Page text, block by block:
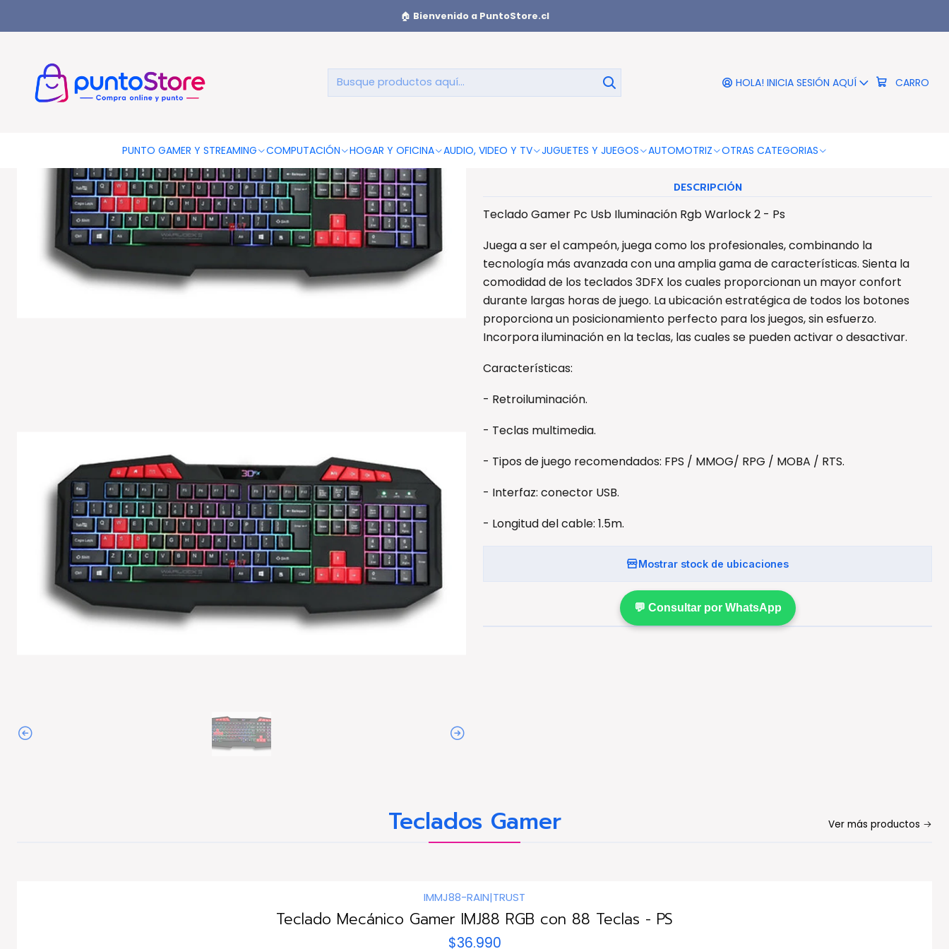
HOLA! INICIA SESIÓN AQUÍ CARRO
PUNTO GAMER Y STREAMING COMPUTACIÓN HOGAR Y OFICINA AUDIO, VIDEO Y TV JUGUETES Y JUEGOS AUTOMOTRIZ OTRAS CATEGORIAS
🏠 Bienvenido a PuntoStore.cl
Teclado Gamer Pc Usb Iluminación Rgb Warlock 2 - Ps
Teclado Gamer Pc Usb Iluminación Rgb
Warlock 2 - Ps
Negro
DESCRIPCIÓN
Teclado Gamer Pc Usb Iluminación Rgb Warlock 2 - Ps
Juega a ser el campeón, juega como los profesionales, combinando la
tecnología más avanzada con una amplia gama de características. Sienta la
comodidad de los teclados 3DFX los cuales proporcionan un mayor confort
durante largas horas de juego. La ubicación estratégica de todos los botones
proporciona un posicionamiento perfecto para los juegos, sin esfuerzo.
Incorpora iluminación en la teclas, las cuales se pueden activar o desactivar.
Características:
- Retroiluminación.
- Teclas multimedia.
- Tipos de juego recomendados: FPS / MMOG/ RPG / MOBA / RTS.
- Interfaz: conector USB.
- Longitud del cable: 1.5m.
Mostrar stock de ubicaciones
💬 Consultar por WhatsApp
Teclados Gamer Ver más productos
IMMJ88-RAIN|TRUST
Teclado Mecánico Gamer IMJ88 RGB con 88 Teclas - PS
$36.990